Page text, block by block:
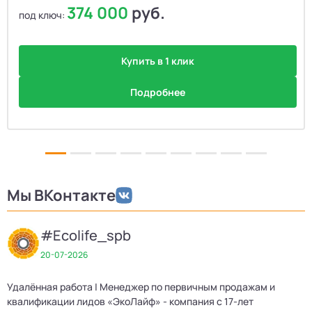
под ключ: 374 000 руб.
Купить в 1 клик
Подробнее
Мы ВКонтакте
#Ecolife_spb
20-07-2026
Удалённая работа | Менеджер по первичным продажам и
квалификации лидов «ЭкоЛайф» - компания с 17-лет